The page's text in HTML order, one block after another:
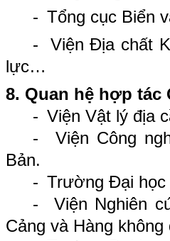
- Tổng cục Biển
-
Viện Địa chất
lực…
8. Quan hệ hợp
- Viện Vật lý địa
-
Viện Công
Bản.
- Trường Đại học
-
Viện Nghiên
Cảng và Hàng